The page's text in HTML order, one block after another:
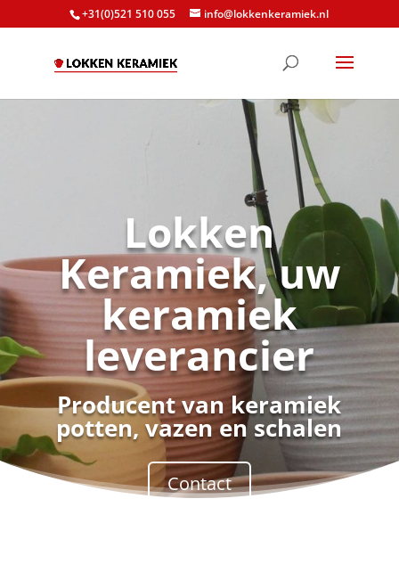
+31(0)521 510 055 info@lokkenkeramiek.nl
Lokken
Keramiek, uw
keramiek
leverancier
Producent van keramiek
potten, vazen en schalen
Contact